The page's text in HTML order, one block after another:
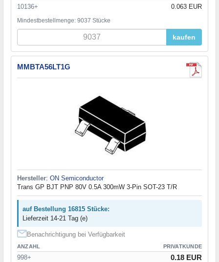
10136+ 0.063 EUR
Mindestbestellmenge: 9037 Stücke
kaufen
MMBTA56LT1G
Hersteller: ON Semiconductor
Trans GP BJT PNP 80V 0.5A 300mW 3-Pin SOT-23 T/R
auf Bestellung 16815 Stücke:
Lieferzeit 14-21 Tag (e)
Benachrichtigung bei Verfügbarkeit
ANZAHL PRIVATKUNDE
998+ 0.18 EUR